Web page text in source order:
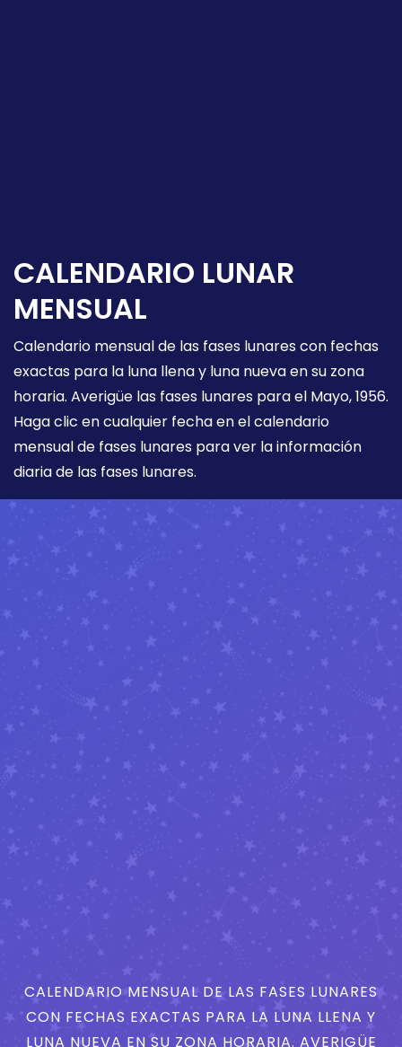
CALENDARIO LUNAR
MENSUAL
Calendario mensual de las fases lunares con fechas
exactas para la luna llena y luna nueva en su zona
horaria. Averigüe las fases lunares para el Mayo, 1956.
Haga clic en cualquier fecha en el calendario
mensual de fases lunares para ver la información
diaria de las fases lunares.
CALENDARIO MENSUAL DE LAS FASES LUNARES
CON FECHAS EXACTAS PARA LA LUNA LLENA Y
LUNA NUEVA EN SU ZONA HORARIA. AVERIGÜE